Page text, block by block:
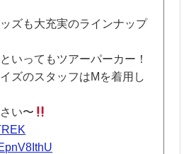
ズも大充実のラインナップ
いってもツアーパーカー！
ズのスタッフはMを着用し
い〜